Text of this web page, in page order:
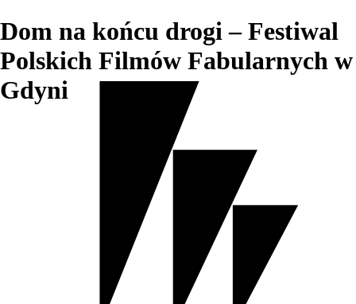
Dom na końcu drogi – Festiwal
Polskich Filmów Fabularnych w
Gdyni